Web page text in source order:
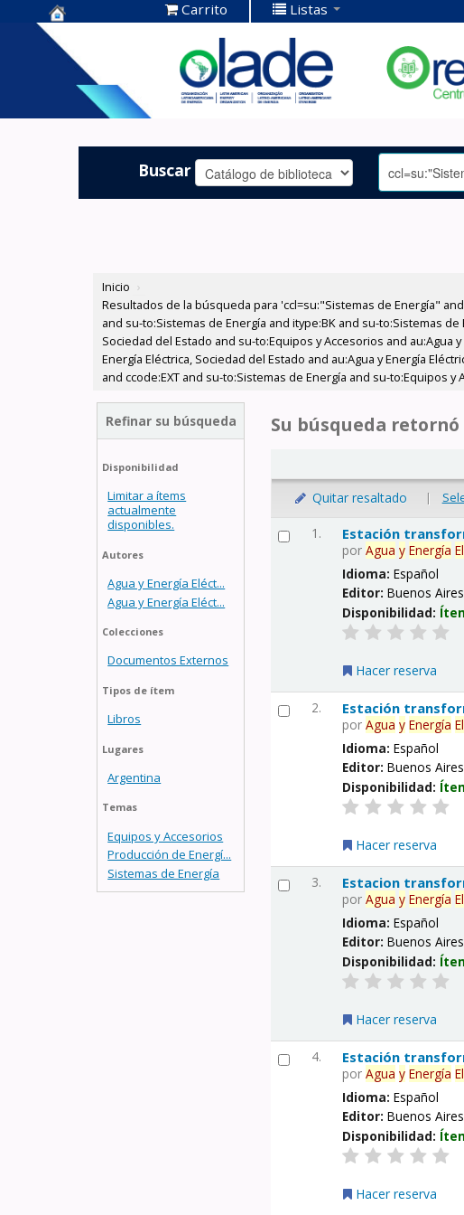
Centro de
Documentación
OLADE -
Carrito Listas
Buscar
Inicio ›
Resultados de la búsqueda para 'ccl=su:"Sistemas de Energía"
and su-to:Sistemas de Energía and itype:BK and su-to:Sistemas
Sociedad del Estado and su-to:Equipos y Accesorios and au:Agua
Energía Eléctrica, Sociedad del Estado and au:Agua y Energía
and ccode:EXT and su-to:Sistemas de Energía and su-to:Equipos y
Refinar su búsqueda
Disponibilidad
Limitar a ítems
actualmente
disponibles.
Autores
Agua y Energía Eléct...
Agua y Energía Eléct...
Colecciones
Documentos Externos
Tipos de ítem
Libros
Lugares
Argentina
Temas
Equipos y Accesorios
Producción de Energí...
Sistemas de Energía
Su búsqueda
Quitar resaltado |
1. Estación
porAgua y Energía
Idioma:Español
Editor:Buenos
Disponibilidad:
Hacer reserva
2. Estación
porAgua y Energía
Idioma:Español
Editor:Buenos
Disponibilidad:
Hacer reserva
3. Estacion
porAgua y Energía
Idioma:Español
Editor:Buenos
Disponibilidad:
Hacer reserva
4. Estación
porAgua y Energía
Idioma:Español
Editor:Buenos
Disponibilidad:
Hacer reserva